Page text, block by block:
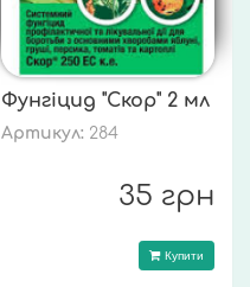
Фунгіцид "Скор" 2 мл
Артикул: 284
35 грн
Купити